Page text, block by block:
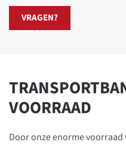
VRAGEN?
VOORRAAD
Door onze enorme voorraad